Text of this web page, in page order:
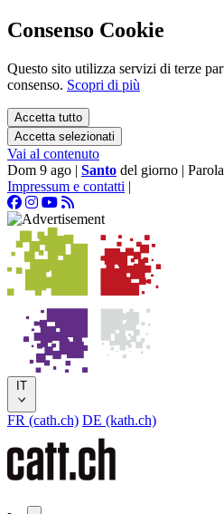
Consenso Cookie
Questo sito utilizza servizi di terze
consenso. Scopri di più
Accetta tutto
Accetta selezionati
Vai al contenuto
Dom 9 ago | Santo del giorno |
Impressum e contatti |
IT
FR (cath.ch) DE (kath.ch)